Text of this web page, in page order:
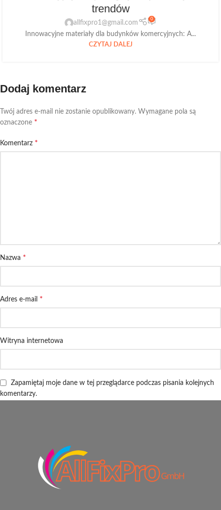
trendów
allfixpro1@gmail.com
0
Innowacyjne materiały dla budynków komercyjnych: A...
CZYTAJ DALEJ
Dodaj komentarz
Twój adres e-mail nie zostanie opublikowany. Wymagane pola są
oznaczone *
Komentarz *
Nazwa *
Adres e-mail *
Witryna internetowa
Zapamiętaj moje dane w tej przeglądarce podczas pisania kolejnych
komentarzy.